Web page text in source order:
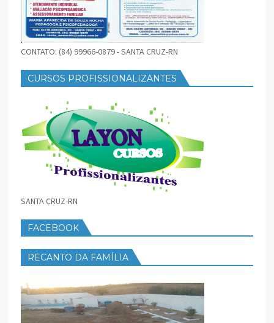
CONTATO: (84) 99966-0879 - SANTA CRUZ-RN
CURSOS PROFISSIONALIZANTES
SANTA CRUZ-RN
FACEBOOK
RECANTO DA FAMÍLIA